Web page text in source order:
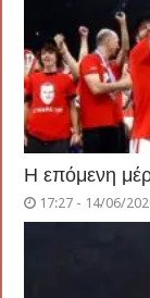
Η επόμενη
17:27 - 14/06/